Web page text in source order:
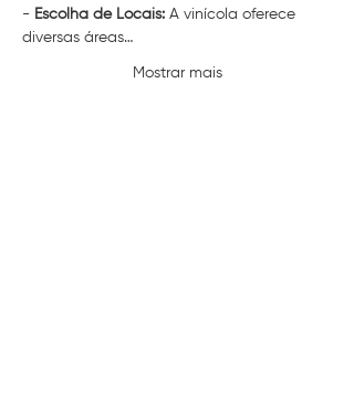
- Escolha de Locais: A vinícola oferece
diversas áreas…
Mostrar mais